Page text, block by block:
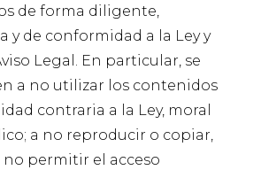
de forma diligente,
y de conformidad a la Ley y
Legal. En particular, se
a no utilizar los contenidos
contraria a la Ley, moral
a no reproducir o copiar,
permitir el acceso